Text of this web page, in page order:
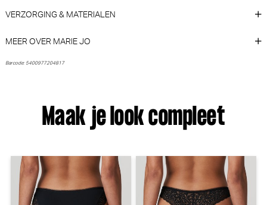
Marie Jo Soft studio Tailleslip
(Wild Rose)
PrimaDonna Twist Mocuto Slip
- Rio (Italian Acai)
PrimaDonna Twist Dear night
Tailleslip (Influencer Pink)
VERZORGING & MATERIALEN
MEER OVER MARIE JO
Barcode: 5400977204817
Maak je look compleet